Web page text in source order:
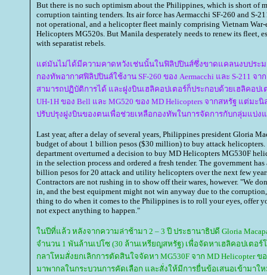
But there is no such optimism about the Philippines, which is short of
corruption tainting tenders. Its air force has Aermacchi SF-260 and S-
not operational, and a helicopter fleet mainly comprising Vietnam
Helicopters MG520s. But Manila desperately needs to renew its fleet,
with separatist rebels.
ต่มันไม่ได้มีความคาดหวังเช่นนั้นในฟิลิปปินส์ซึ่งขาดแคลนงบประ
กองทัพอากาศฟิลิปปินส์ใช้งาน SF-260 ของ Aermacchi และ S-211 จ
สามารถปฏิบัติการได้ และฝูงบินเฮลิคอปเตอร์ก็ประกอบด้วยเฮลิคอป
UH-1H ของ Bell และ MG520 ของ MD Helicopters จากสหรัฐ แต่มะ
ปรับปรุงฝูงบินของตนเพื่อช่วยเหลือกองทัพในการจัดการกับกลุ่มแบ่
Last year, after a delay of several years, Philippines president Gloria
budget of about 1 billion pesos ($30 million) to buy attack
department overturned a decision to buy MD Helicopters MG530F
in the selection process and ordered a fresh tender. The government
billion pesos for 20 attack and utility helicopters over the next few
Contractors are not rushing in to show off their wares, however. "We
in, and the best equipment might not win anyway due to the
thing to do when it comes to the Philippines is to roll your eyes, offer
not expect anything to happen."
นปีที่แล้ว หลังจากความล่าช้ามา 2 – 3 ปี ประธานาธิปดี Gloria
จำนวน 1 พันล้านเปโซ (30 ล้านเหรียญสหรัฐ) เพื่อจัดหาเฮลิคอปเตอ
กลาโหมสั่งยกเลิกการตัดสินใจจัดหา MG530F จาก MD Helicopter
มาพากลในกระบวนการคัดเลือก และสั่งให้มีการยื่นข้อเสนอเข้ามาใ